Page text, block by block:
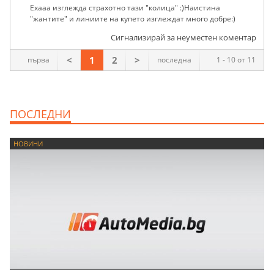
Ехааа изглежда страхотно тази "колица" :)Наистина
"жантите" и линиите на купето изглеждат много добре:)
Сигнализирай за неуместен коментар
1 - 10 от 11
първа < 1 2 > последна
ПОСЛЕДНИ
НОВИНИ